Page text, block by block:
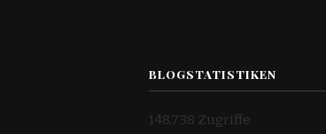
BLOGSTATISTIKEN
148.738 Zugriffe